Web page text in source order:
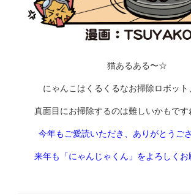
猫あるある〜☆
にゃんこはくるくるなお掃除ロボット
真面目にお掃除するのは難しいかもです
今年もご愛読いただき、ありがとうご
来年も「にゃんじゃくん」をよろしくお